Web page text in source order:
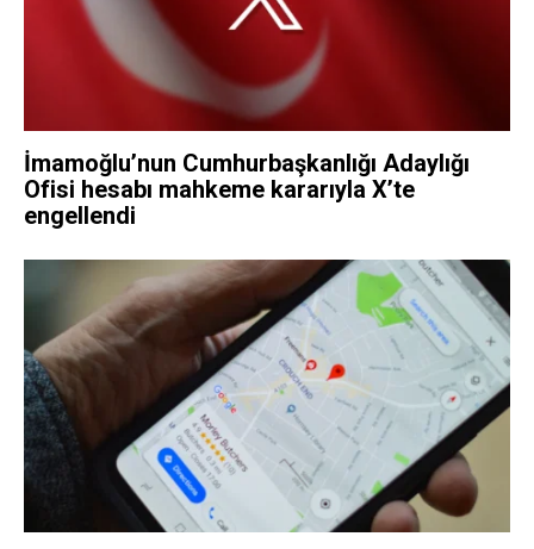
İmamoğlu’nun Cumhurbaşkanlığı Adaylığı
Ofisi hesabı mahkeme kararıyla X’te
engellendi